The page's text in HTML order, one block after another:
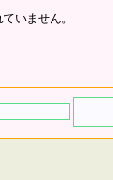
いません。